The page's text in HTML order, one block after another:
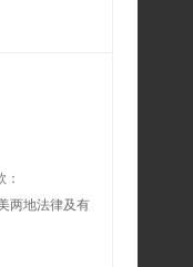
两地法律及有